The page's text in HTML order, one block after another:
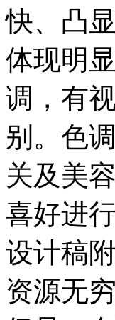
快、凸
体现明
调，有
别。色
关及美
喜好进
设计稿
资源无